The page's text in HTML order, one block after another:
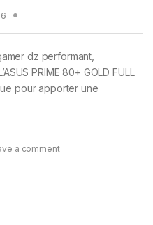
dz performant,
PRIME 80+ GOLD FULL
pour apporter une
a comment